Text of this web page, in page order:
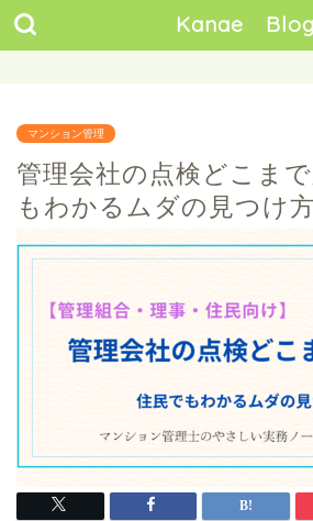
Kanae Blog
マンション管理
管理会社の点検どこま
もわかるムダの見つけ方